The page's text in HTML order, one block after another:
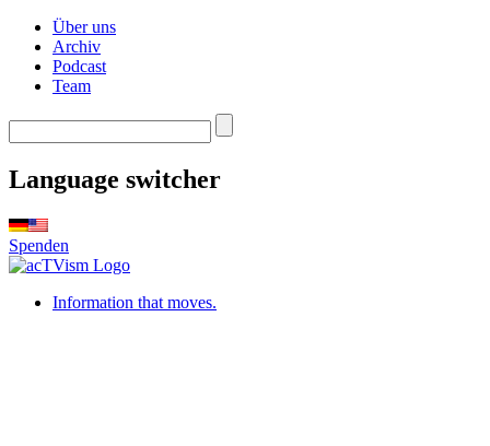
Über uns
Archiv
Podcast
Team
Language switcher
Spenden
Information that moves.